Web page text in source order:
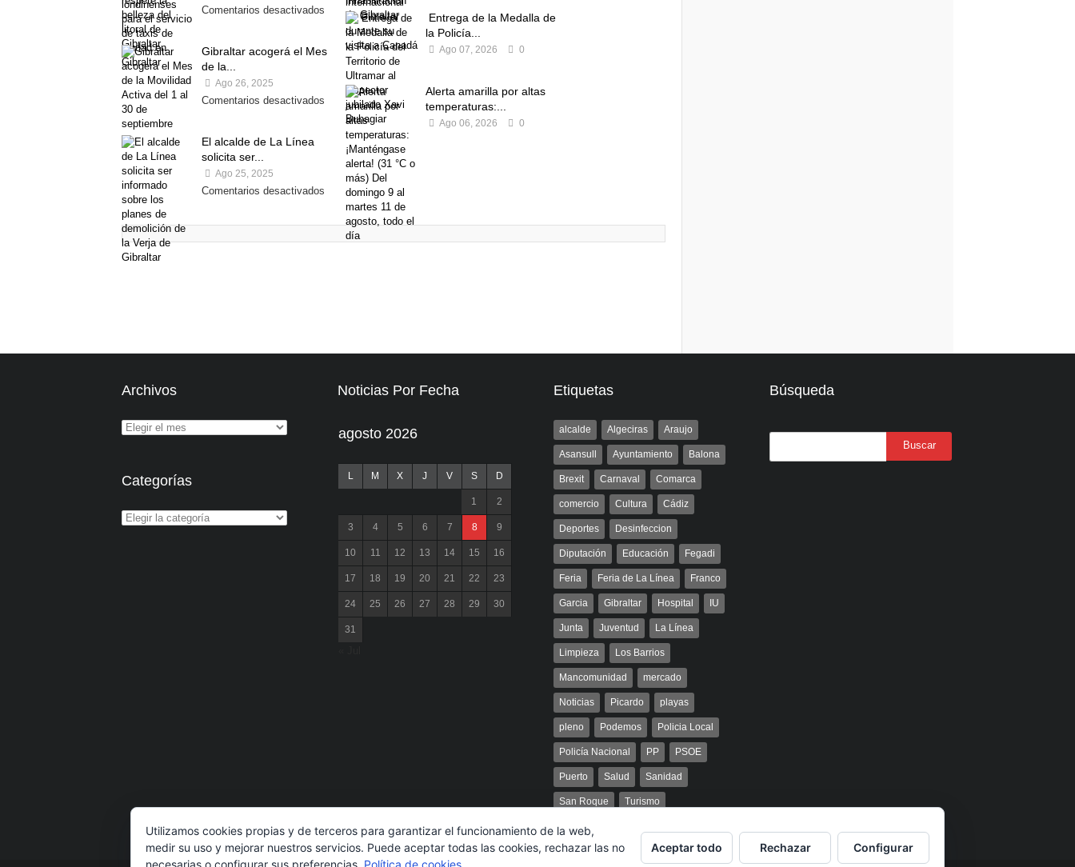
Comentarios desactivados
Gibraltar acogerá el Mes
de la...
Ago 26, 2025
Comentarios desactivados
El alcalde de La Línea
solicita ser...
Ago 25, 2025
Comentarios desactivados
Entrega de la Medalla de
la Policía...
Ago 07, 2026 0
Alerta amarilla por altas
temperaturas:...
Ago 06, 2026 0
Archivos
Categorías
Noticias Por Fecha
agosto 2026
L M X J V S D
1 2
3 4 5 6 7 8 9
10 11 12 13 14 15 16
17 18 19 20 21 22 23
24 25 26 27 28 29 30
31
Etiquetas
alcalde Algeciras Araujo
Asansull Ayuntamiento Balona
Brexit Carnaval Comarca
comercio Cultura Cádiz
Deportes Desinfeccion
Diputación Educación Fegadi
Feria Feria de La Línea Franco
Garcia Gibraltar Hospital IU
Junta Juventud La Línea
Limpieza Los Barrios
Mancomunidad mercado
Noticias Picardo playas
pleno Podemos Policia Local
Policía Nacional PP PSOE
Puerto Salud Sanidad
San Roque Turismo
Búsqueda
Utilizamos cookies propias y de terceros para garantizar el funcionamiento de la web,
medir su uso y mejorar nuestros servicios. Puede aceptar todas las cookies, rechazar las no
necesarias o configurar sus preferencias. Política de cookies
Aceptar todo Rechazar Configurar